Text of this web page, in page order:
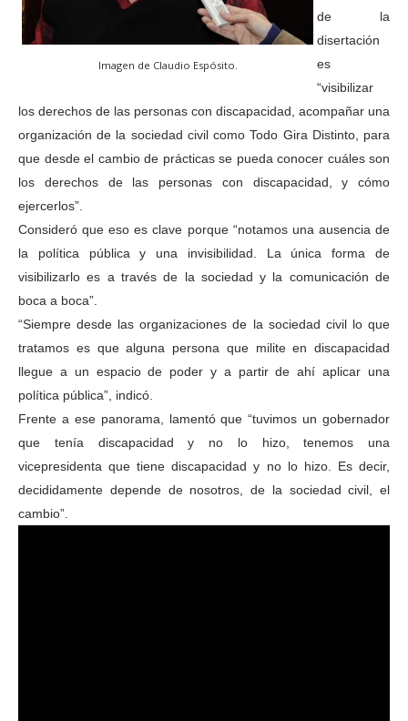
Imagen de Claudio Espósito.
de la
disertación
es
“visibilizar
los derechos de las personas con discapacidad, acompañar una
organización de la sociedad civil como Todo Gira Distinto, para
que desde el cambio de prácticas se pueda conocer cuáles son
los derechos de las personas con discapacidad, y cómo
ejercerlos”.
Consideró que eso es clave porque “notamos una ausencia de
la política pública y una invisibilidad. La única forma de
visibilizarlo es a través de la sociedad y la comunicación de
boca a boca”.
“Siempre desde las organizaciones de la sociedad civil lo que
tratamos es que alguna persona que milite en discapacidad
llegue a un espacio de poder y a partir de ahí aplicar una
política pública”, indicó.
Frente a ese panorama, lamentó que “tuvimos un gobernador
que tenía discapacidad y no lo hizo, tenemos una
vicepresidenta que tiene discapacidad y no lo hizo. Es decir,
decididamente depende de nosotros, de la sociedad civil, el
cambio”.